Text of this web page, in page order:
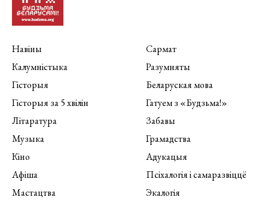
Навіны
Калумністыка
Гісторыя
Гісторыя за 5 хвілін
Літаратура
Музыка
Кіно
Афіша
Мастацтва
Сармат
Разумняты
Беларуская мова
Гатуем з «Будзьма!»
Забавы
Грамадства
Адукацыя
Псіхалогія і самаразвіццё
Экалогія